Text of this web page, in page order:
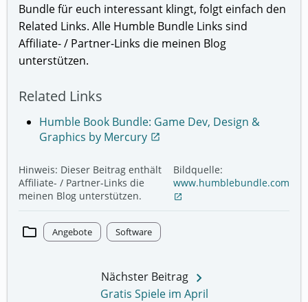
Bundle für euch interessant klingt, folgt einfach den
Related Links. Alle Humble Bundle Links sind
Affiliate- / Partner-Links die meinen Blog
unterstützen.
Related Links
Humble Book Bundle: Game Dev, Design &
Graphics by Mercury open_in_new
Hinweis: Dieser Beitrag enthält
Affiliate- / Partner-Links die
meinen Blog unterstützen.
Bildquelle:
www.humblebundle.com
open_in_new
folder Angebote Software
Nächster Beitrag keyboard_arrow_right
Gratis Spiele im April